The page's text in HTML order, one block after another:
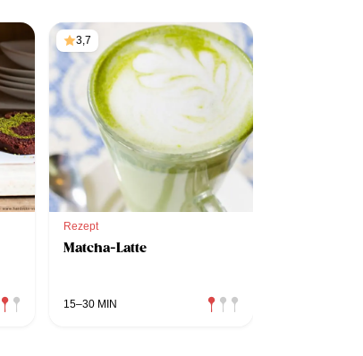
3,7
Rezept
Matcha-Latte
15–30 MIN